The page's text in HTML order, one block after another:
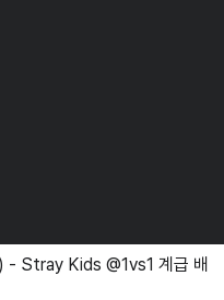
Stray Kids @1vs1 계급 배